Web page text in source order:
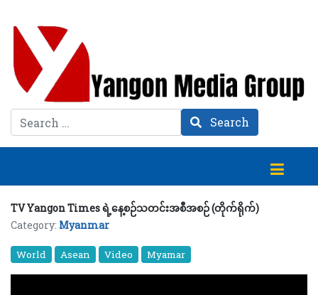
Search Search
TV Yangon Times ရဲ့နေ့စဉ်သတင်းအစီအစဉ် (တိုက်ရိုက်)
Category: Myanmar
World Asean Video Myamar